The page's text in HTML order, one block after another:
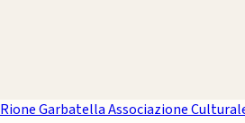
Rione GarbatellaAssociazione